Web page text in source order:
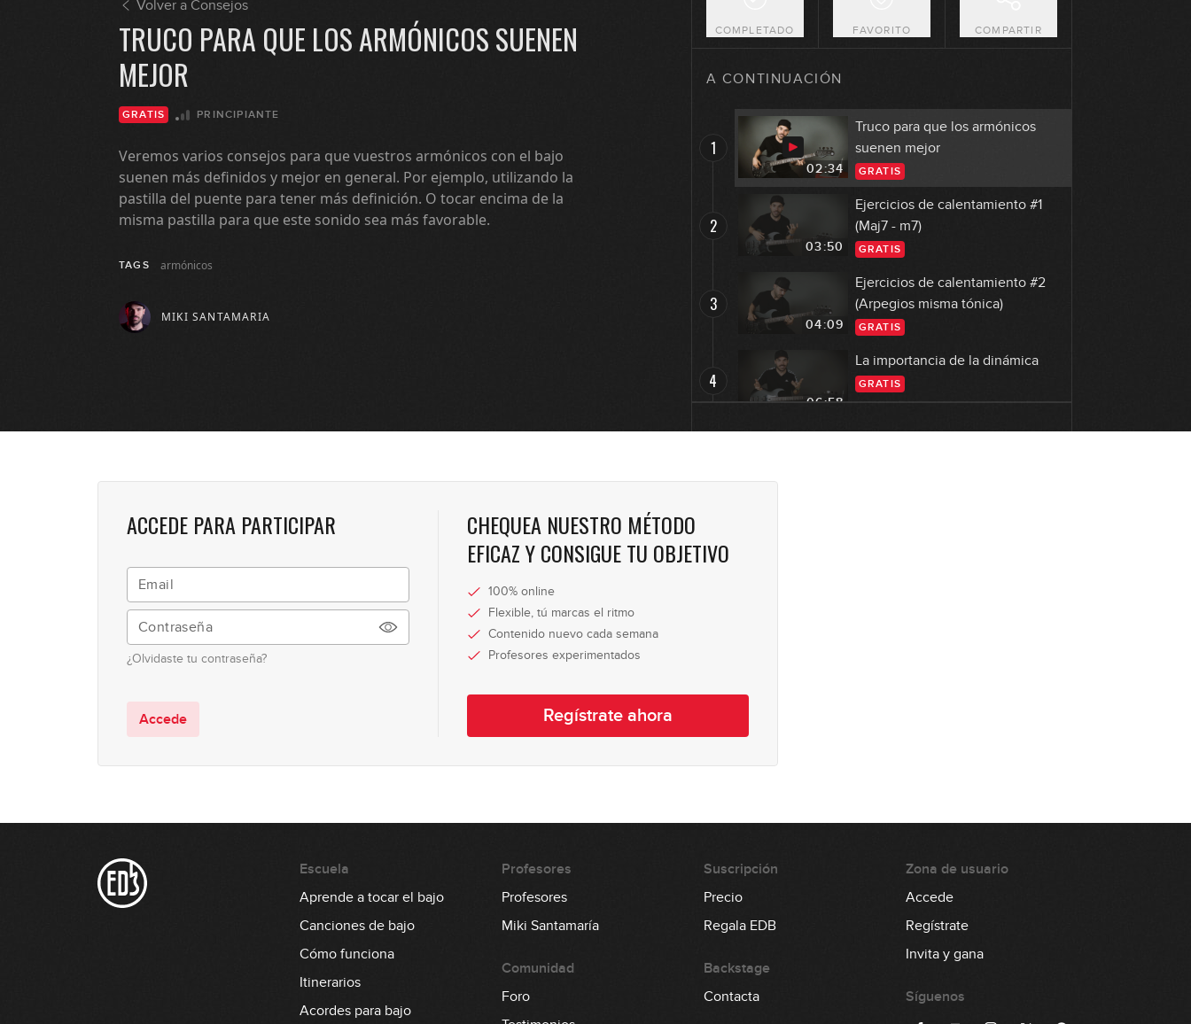
Volver a Consejos
TRUCO PARA QUE LOS ARMÓNICOS SUENEN
MEJOR
GRATIS PRINCIPIANTE
Veremos varios consejos para que vuestros armónicos con el bajo
suenen más definidos y mejor en general. Por ejemplo, utilizando la
pastilla del puente para tener más definición. O tocar encima de la
misma pastilla para que este sonido sea más favorable.
TAGS armónicos
MIKI SANTAMARIA
COMPLETADO FAVORITO COMPARTIR
A CONTINUACIÓN
1
02:34
Truco para que los armónicos
suenen mejor
GRATIS
2
03:50
Ejercicios de calentamiento #1
(Maj7 - m7)
GRATIS
3
04:09
Ejercicios de calentamiento #2
(Arpegios misma tónica)
GRATIS
4
06:58
La importancia de la dinámica
GRATIS
Cómo conseguir un sonido gordo
8
ACCEDE PARA PARTICIPAR
¿Olvidaste tu contraseña?
Accede
CHEQUEA NUESTRO MÉTODO
EFICAZ Y CONSIGUE TU OBJETIVO
100% online
Flexible, tú marcas el ritmo
Contenido nuevo cada semana
Profesores experimentados
Regístrate ahora
Escuela
Aprende a tocar el bajo
Canciones de bajo
Cómo funciona
Itinerarios
Acordes para bajo
Profesores
Profesores
Miki Santamaría
Comunidad
Foro
Suscripción
Precio
Regala EDB
Backstage
Contacta
Zona de usuario
Accede
Regístrate
Invita y gana
Síguenos